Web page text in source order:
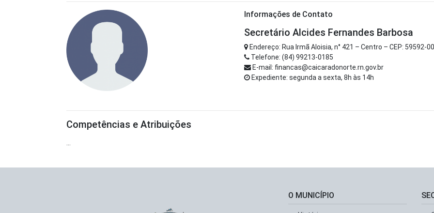
Informações de Contato
Secretário Alcides Fernandes Barbosa
Endereço: Rua Irmã Aloisia, n° 421 – Centro – CEP: 59592-
Telefone: (84) 99213-0185
E-mail: financas@caicaradonorte.rn.gov.br
Expediente: segunda a sexta, 8h às 14h
Competências e Atribuições
...
O MUNICÍPIO